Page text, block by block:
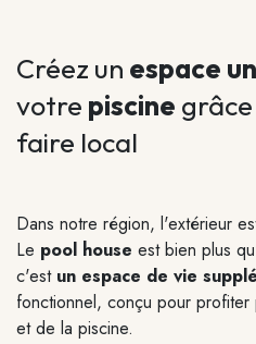
Créez un espace
votre piscine
faire local
Dans notre région, l'extérieur
Le pool house est bien plus
c'est un espace de vie
fonctionnel, conçu pour
et de la piscine.